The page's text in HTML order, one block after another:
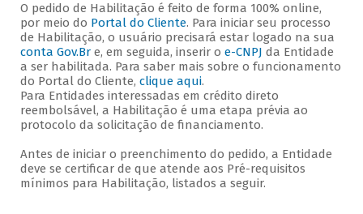
O pedido de Habilitação é feito de forma 100% online,
por meio do Portal do Cliente. Para iniciar seu processo
de Habilitação, o usuário precisará estar logado na sua
conta Gov.Bre, em seguida, inserir o e-CNPJ da Entidade
a ser habilitada. Para saber mais sobre o funcionamento
do Portal do Cliente, clique aqui.
Para Entidades interessadas em crédito direto
reembolsável, a Habilitação é uma etapa prévia ao
protocolo da solicitação de financiamento.
Antes de iniciar o preenchimento do pedido, a Entidade
deve se certificar de que atende aos Pré-requisitos
mínimos para Habilitação, listados a seguir.